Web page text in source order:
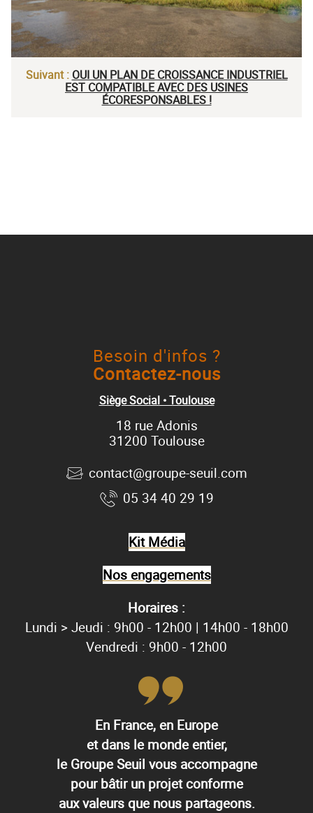
Suivant : OUI UN PLAN DE CROISSANCE INDUSTRIEL
EST COMPATIBLE AVEC DES USINES
ÉCORESPONSABLES !
Besoin d'infos ?
Contactez-nous
Siège Social • Toulouse
18 rue Adonis
31200 Toulouse
contact@groupe-seuil.com
05 34 40 29 19
Kit Média
Nos engagements
Horaires :
Lundi > Jeudi : 9h00 - 12h00 | 14h00 - 18h00
Vendredi : 9h00 - 12h00
En France, en Europe
et dans le monde entier,
le Groupe Seuil vous accompagne
pour bâtir un projet conforme
aux valeurs que nous partageons.